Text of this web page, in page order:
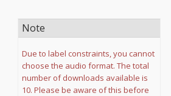
Note
Due to label constraints, you cannot
choose the audio format. The total
number of downloads available is
10. Please be aware of this before